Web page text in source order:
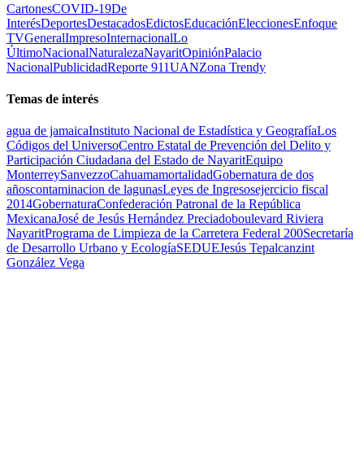
CartonesCOVID-19De
InterésDeportesDestacadosEdictosEducaciónEleccionesEnfoque
TVGeneralImpresoInternacionalLo
ÚltimoNacionalNaturalezaNayaritOpiniónPalacio
NacionalPublicidadReporte 911UANZona Trendy
Temas de interés
agua de jamaicaInstituto Nacional de Estadística y GeografíaLos
Códigos del UniversoCentro Estatal de Prevención del Delito y
Participación Ciudadana del Estado de NayaritEquipo
MonterreySanvezzoCahuamamortalidadGobernatura de dos
añoscontaminacion de lagunasLeyes de Ingresosejercicio fiscal
2014GobernaturaConfederación Patronal de la República
MexicanaJosé de Jesús Hernández Preciadoboulevard Riviera
NayaritPrograma de Limpieza de la Carretera Federal 200Secretaría
de Desarrollo Urbano y EcologíaSEDUEJesús Tepalcanzint
González Vega